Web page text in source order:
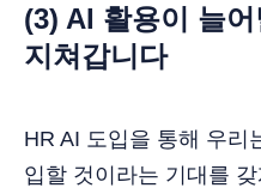
(3) AI 활용이 늘
지쳐갑니다
HR AI 도입을 통해 우리
입할 것이라는 기대를